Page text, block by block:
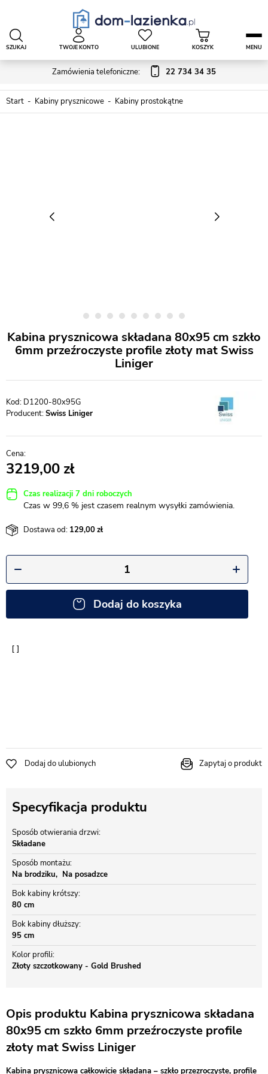
Zamówienia telefoniczne: 22 734 34 35
SZUKAJ TWOJE KONTO ULUBIONE KOSZYK MENU
Start Kabiny prysznicowe Kabiny prostokątne
Kabina prysznicowa składana 80x95 cm szkło
6mm przeźroczyste profile złoty mat Swiss
Liniger
D1200-80x95G
Producent:Swiss Liniger
3219,00
Czas realizacji 7 dni roboczych
Czas w 99,6 % jest czasem realnym wysyłki zamówienia.
Dostawa od: 129,00
Dodaj do koszyka
Dodaj do ulubionych Zapytaj o produkt
Specyfikacja produktu
Sposób otwierania drzwi
Składane
Sposób montażu
Na brodziku
Na posadzce
Bok kabiny krótszy
80 cm
Bok kabiny dłuższy
95 cm
Kolor profili
Złoty szczotkowany - Gold Brushed
Opis produktu Kabina prysznicowa składana
80x95 cm szkło 6mm przeźroczyste profile
złoty mat Swiss Liniger
Kabina prysznicowa całkowicie składana – szkło przezroczyste, profile